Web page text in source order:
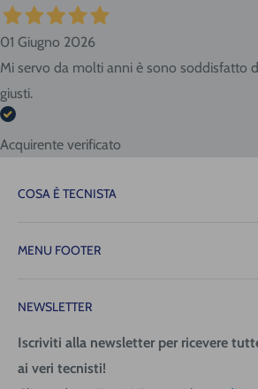
01 Giugno 2026
Mi servo da molti anni è sono soddisfatto
giusti.
Acquirente verificato
COSA È TECNISTA
attrezzature necessarie per il tuo lavoro
operare con precisione, fluidità e senza
MENU FOOTER
Spedizione (costi e tempi)
Pagamenti
Richiedi fattura
NEWSLETTER
Iscriviti alla newsletter per ricevere
ai veri tecnisti!